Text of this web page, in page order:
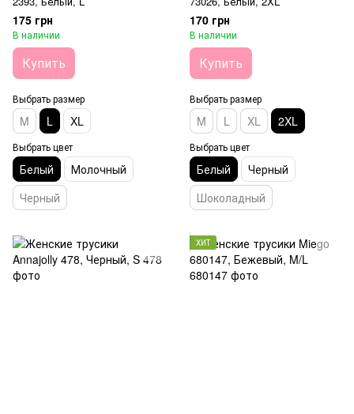
175 грн
В наличии
Купить
Выбрать размер
M L XL
Выбрать цвет
Белый
Молочный
Черный
170 грн
В наличии
Купить
Выбрать размер
M L XL 2XL
Выбрать цвет
Белый
Черный
Шоколадный
ХИТ